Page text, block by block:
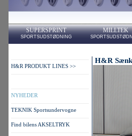
SUPERSPRINT
SPORTSUDSTØDNING
MILLTEK
H&R PRODUKT LINES >>
NYHEDER
TEKNIK Sportsundervogne
Find bilens AKSELTRYK
H&R